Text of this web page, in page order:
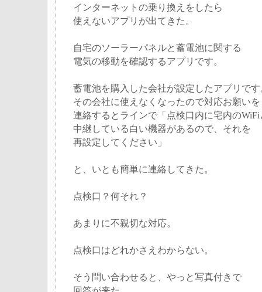
インターネットの乗り換えをしたら
使えないアプリが出てきた。
自宅のソーラーパネルと蓄電池に関する
電気の移動を確認するアプリです。
蓄電池を購入した会社が設定したアプリです
その会社に使えなくなったので対応お願いを
連絡するとラインで「点検口内に宅内のWiFi
中継している白い機器があるので、それを
再設定してください」
と、いとも簡単に連絡してきた。
点検口？何それ？
あまりに不親切な対応。
点検口はどれかさえわからない。
そう問い合わせると、やっと写真付きで